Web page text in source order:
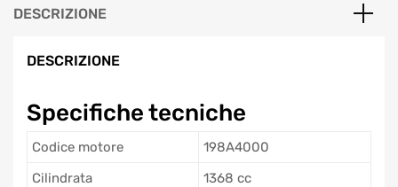
DESCRIZIONE
DESCRIZIONE
Specifiche tecniche
Codice motore
198A4000
Cilindrata
1368 cc